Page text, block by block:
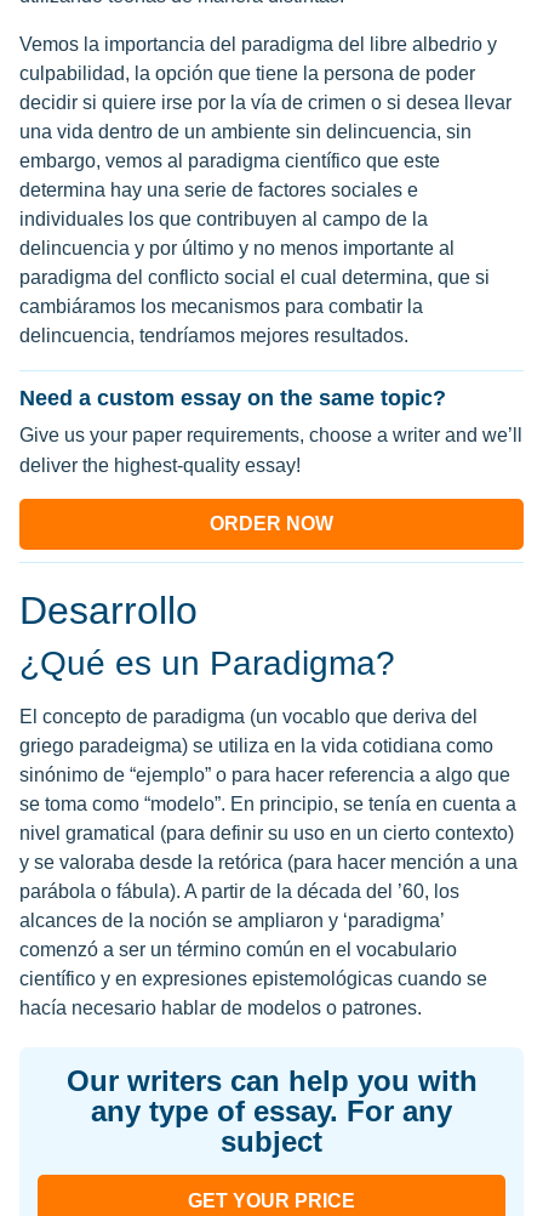
Vemos la importancia del paradigma del libre albedrio y
culpabilidad, la opción que tiene la persona de poder
decidir si quiere irse por la vía de crimen o si desea llevar
una vida dentro de un ambiente sin delincuencia, sin
embargo, vemos al paradigma científico que este
determina hay una serie de factores sociales e
individuales los que contribuyen al campo de la
delincuencia y por último y no menos importante al
paradigma del conflicto social el cual determina, que si
cambiáramos los mecanismos para combatir la
delincuencia, tendríamos mejores resultados.
Need a custom essay on the same topic?
Give us your paper requirements, choose a writer and we’ll
deliver the highest-quality essay!
ORDER NOW
Desarrollo
¿Qué es un Paradigma?
El concepto de paradigma (un vocablo que deriva del
griego paradeigma) se utiliza en la vida cotidiana como
sinónimo de “ejemplo” o para hacer referencia a algo que
se toma como “modelo”. En principio, se tenía en cuenta a
nivel gramatical (para definir su uso en un cierto contexto)
y se valoraba desde la retórica (para hacer mención a una
parábola o fábula). A partir de la década del ’60, los
alcances de la noción se ampliaron y ‘paradigma’
comenzó a ser un término común en el vocabulario
científico y en expresiones epistemológicas cuando se
hacía necesario hablar de modelos o patrones.
Our writers can help you with
any type of essay. For any
subject
GET YOUR PRICE